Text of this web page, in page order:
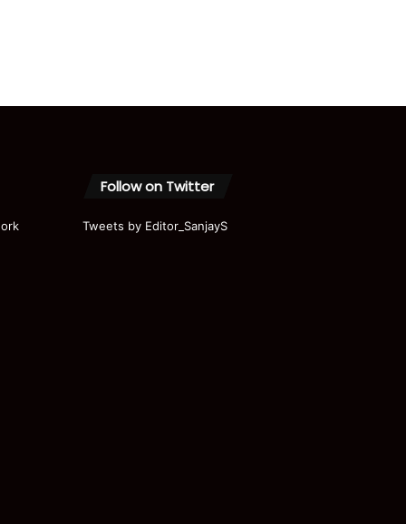
Follow on Twitter
Tweets by Editor_SanjayS